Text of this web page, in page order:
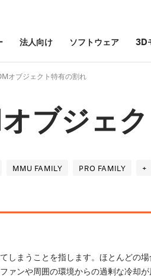
法人向け ソフトウェア 3D
オブジェクト特有の割れ
ブジェ
MMU FAMILY PRO FAMILY +
まうことを指します。ほとんどの場
ァンや周囲の環境からの過剰な冷却が